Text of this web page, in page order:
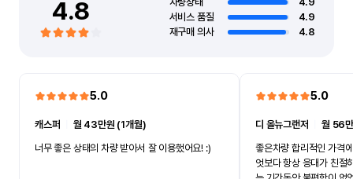
4.8
서비스 품질
4.9
재구매 의사
4.8
5.0
캐스퍼
월 43만원 (1개월)
너무 좋은 상태의 차량 받아서 잘 이용했어요! :)
5.0
디 올뉴그랜저 ㅣ월 56
좋은차량 합리적인 가격
엇보다 항상 응대가 친절